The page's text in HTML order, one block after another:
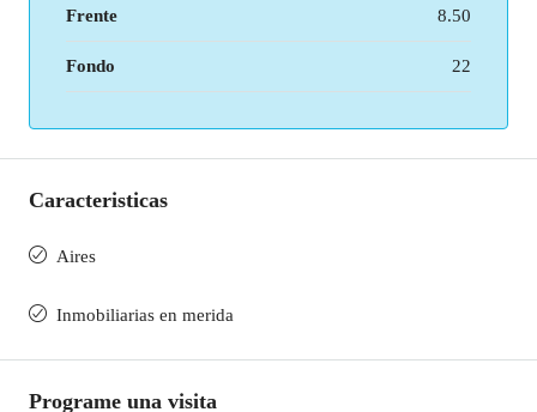
Frente 8.50
Fondo 22
Caracteristicas
Aires
Inmobiliarias en merida
Programe una visita